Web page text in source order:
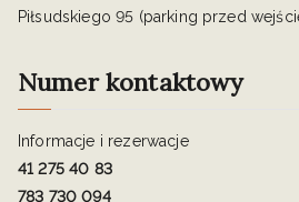
Piłsudskiego 95 (parking przed
Numer kontaktowy
Informacje i rezerwacje
41 275 40 83
783 730 094